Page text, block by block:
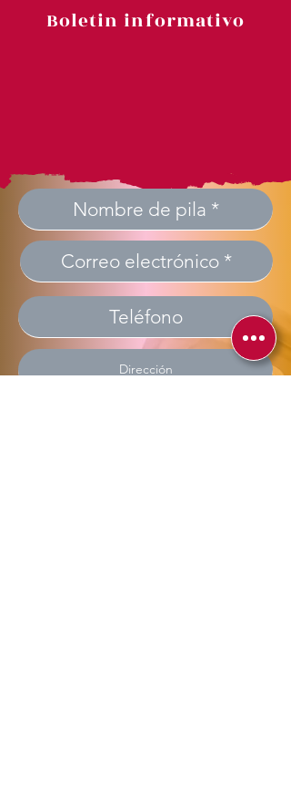
Boletin informativo